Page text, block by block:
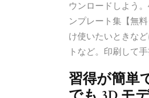
ウンロードしよう
ンプレート集【無
け使いたいときな
トなど。印刷して
習得が簡単